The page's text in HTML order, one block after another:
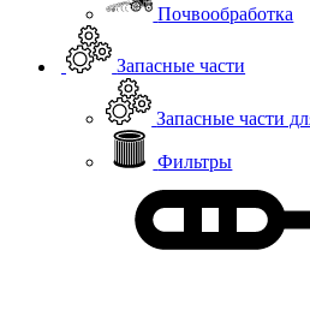
Почвообработка
Запасные части
Запасные части
Фильтры